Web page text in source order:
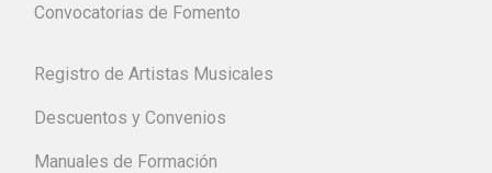
Convocatorias de Fomento
Registro de Artistas Musicales
Descuentos y Convenios
Manuales de Formación